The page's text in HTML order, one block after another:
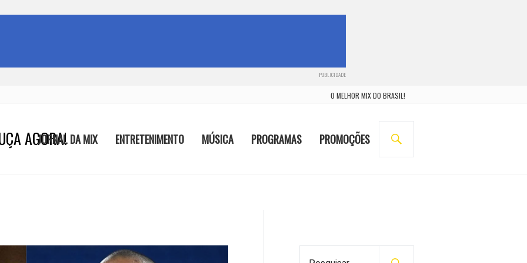
PUBLICIDADE
O MELHOR MIX DO BRASIL!
AGORA!
JORNAL DA MIX ENTRETENIMENTO MÚSICA PROGRAMAS PROMOÇÕES